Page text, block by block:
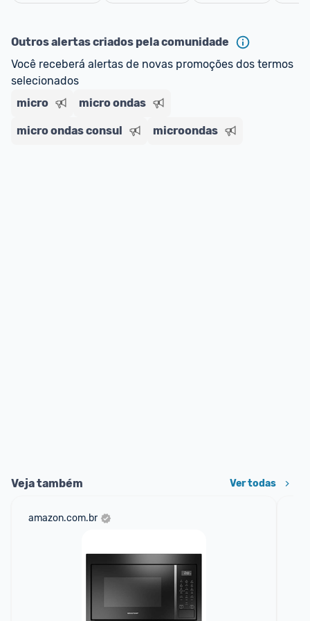
E lembre-se: você sempre pode contar ajuda da
comunidade para tirar dúvidas ou acionar os
nossos Admins marcando
comentário ou através do Fale com o Promobit.
Outros alertas criados pela comunidade
Você receberá alertas de novas promoções dos termos
selecionados
micro
micro ondas
micro ondas consul microondas
Veja também Ver todas
amazon.com.br